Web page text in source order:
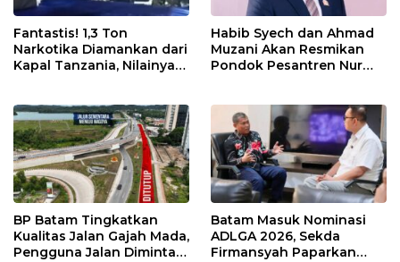
Fantastis! 1,3 Ton
Narkotika Diamankan dari
Kapal Tanzania, Nilainya
Habib Syech dan Ahmad
Muzani Akan Resmikan
Pondok Pesantren Nur
BP Batam Tingkatkan
Kualitas Jalan Gajah Mada,
Pengguna Jalan Diminta
Batam Masuk Nominasi
ADLGA 2026, Sekda
Firmansyah Paparkan